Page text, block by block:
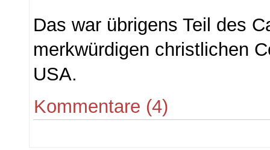
Das war übrigens Teil des
merkwürdigen christlichen
USA.
Kommentare (4)